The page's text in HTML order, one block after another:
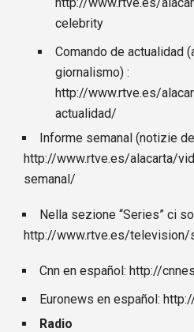
celebrity
Comando de actualidad
giornalismo) :
http://www.rtve.es/
actualidad/
Informe semanal (notizie
http://www.rtve.es/alacarta/
semanal/
Nella sezione “Series” ci
http://www.rtve.es/
Cnn en español: http://
Euronews en español:
Radio